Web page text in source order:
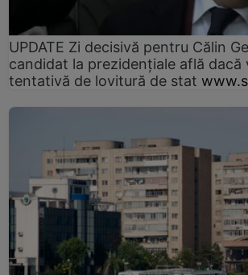
UPDATE Zi decisivă pentru Călin
candidat la prezidențiale află
tentativă de lovitură de stat